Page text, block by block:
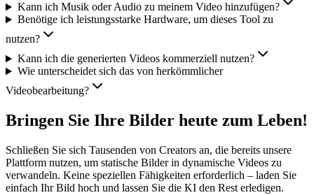
Kann ich Musik oder Audio zu meinem Video hinzufügen?
Benötige ich leistungsstarke Hardware, um dieses Tool zu
nutzen?
Kann ich die generierten Videos kommerziell nutzen?
Wie unterscheidet sich das von herkömmlicher
Videobearbeitung?
Bringen Sie Ihre Bilder heute zum Leben!
Schließen Sie sich Tausenden von Creators an, die bereits unsere
Plattform nutzen, um statische Bilder in dynamische Videos zu
verwandeln. Keine speziellen Fähigkeiten erforderlich – laden Sie
einfach Ihr Bild hoch und lassen Sie die KI den Rest erledigen.